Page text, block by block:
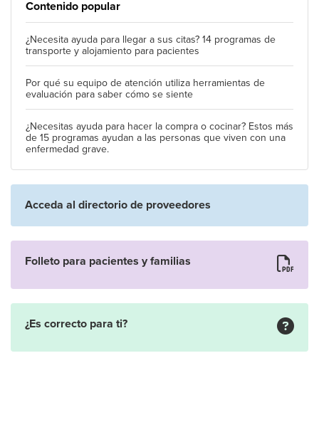
Contenido popular
¿Necesita ayuda para llegar a sus citas? 14 programas de
transporte y alojamiento para pacientes
Por qué su equipo de atención utiliza herramientas de
evaluación para saber cómo se siente
¿Necesitas ayuda para hacer la compra o cocinar? Estos más
de 15 programas ayudan a las personas que viven con una
enfermedad grave.
Acceda al directorio de proveedores
Folleto para pacientes y familias
¿Es correcto para ti?